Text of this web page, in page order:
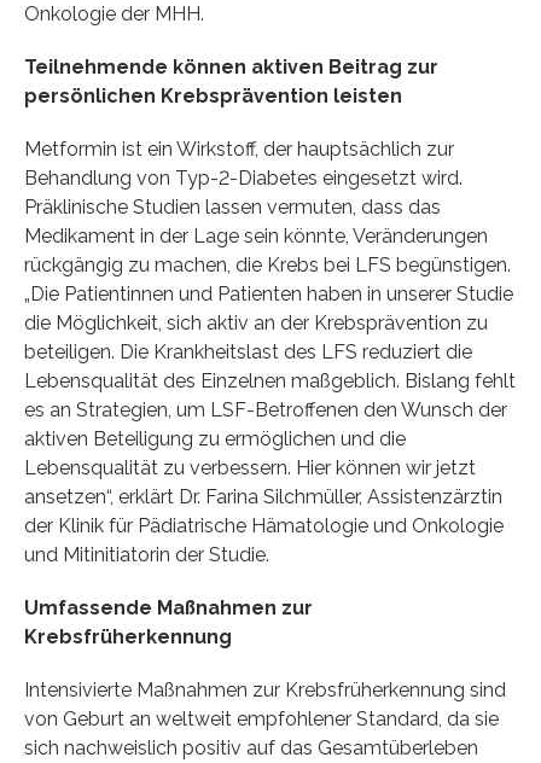
Onkologie der MHH.
Teilnehmende können aktiven Beitrag zur
persönlichen Krebsprävention leisten
Metformin ist ein Wirkstoff, der hauptsächlich zur
Behandlung von Typ-2-Diabetes eingesetzt wird.
Präklinische Studien lassen vermuten, dass das
Medikament in der Lage sein könnte, Veränderungen
rückgängig zu machen, die Krebs bei LFS begünstigen.
„Die Patientinnen und Patienten haben in unserer Studie
die Möglichkeit, sich aktiv an der Krebsprävention zu
beteiligen. Die Krankheitslast des LFS reduziert die
Lebensqualität des Einzelnen maßgeblich. Bislang fehlt
es an Strategien, um LSF-Betroffenen den Wunsch der
aktiven Beteiligung zu ermöglichen und die
Lebensqualität zu verbessern. Hier können wir jetzt
ansetzen“, erklärt Dr. Farina Silchmüller, Assistenzärztin
der Klinik für Pädiatrische Hämatologie und Onkologie
und Mitinitiatorin der Studie.
Umfassende Maßnahmen zur
Krebsfrüherkennung
Intensivierte Maßnahmen zur Krebsfrüherkennung sind
von Geburt an weltweit empfohlener Standard, da sie
sich nachweislich positiv auf das Gesamtüberleben